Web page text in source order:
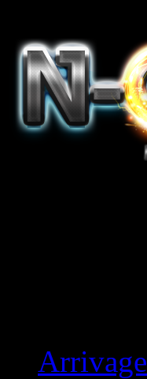
Arrivage